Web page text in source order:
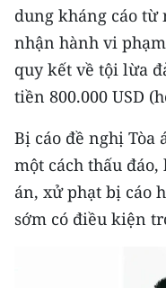
dung kháng cáo từ
nhận hành vi
quy kết về tội lừa
tiền 800.000 USD
Bị cáo đề nghị Tòa
một cách thấu
án, xử phạt bị cáo
sớm có điều kiện